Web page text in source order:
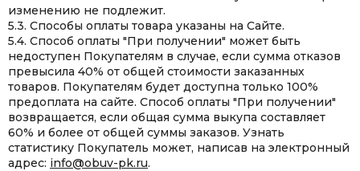
изменению не подлежит.
5.3. Способы оплаты товара указаны на Сайте.
5.4. Способ оплаты "При получении" может быть
недоступен Покупателям в случае, если сумма отказов
превысила 40% от общей стоимости заказанных
товаров. Покупателям будет доступна только 100%
предоплата на сайте. Способ оплаты "При получении"
возвращается, если общая сумма выкупа составляет
60% и более от общей суммы заказов. Узнать
статистику Покупатель может, написав на электронный
адрес: info@obuv-pk.ru.